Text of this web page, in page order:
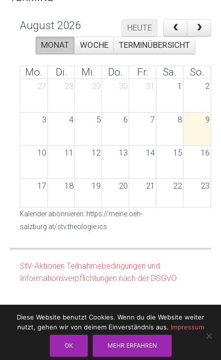
August 2026
HEUTE
MONAT
WOCHE TERMINÜBERSICHT
Mo. Di. Mi. Do. Fr. Sa. So.
27 28 29 30 31 1 2
3 4 5 6 7 8 9
10 11 12 13 14 15 16
17 18 19 20 21 22 23
24 25 26 27
31 1 2 3 4 5 6
Kalender abonnieren: https://meine.oeh-
salzburg.at/stv.theologie.ics
StV-Aktionen Teilnahmebedingungen und
Informationsverpflichtungen nach der DSGVO
Diese Website benutzt Cookies. Wenn du die Website weiter
nutzt, gehen wir von deinem Einverständnis aus. Impressum
OK MEHR ERFAHREN